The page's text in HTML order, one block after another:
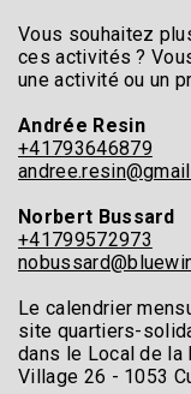
Vous souhaitez
ces activités ?
une activité ou un
Andrée Resin
+41793646879
Norbert Bussard
+41799572973
Le calendrier
site quartiers-
dans le Local de la
Village 26 - 1053